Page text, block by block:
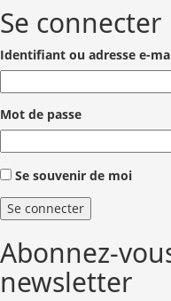
Se connecter
Identifiant ou adresse e-
Mot de passe
Se souvenir de moi
Se connecter
Abonnez-
newsletter